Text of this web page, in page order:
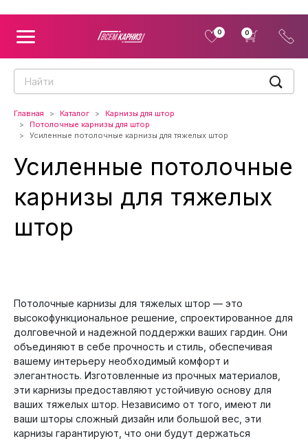
0 0
Главная Каталог
Карнизы для штор
Потолочные карнизы для штор
Усиленные потолочные карнизы для тяжелых штор
Усиленные потолочные
карнизы для тяжелых
штор
Потолочные карнизы для тяжелых штор — это
высокофункциональное решение, спроектированное для
долговечной и надежной поддержки ваших гардин. Они
объединяют в себе прочность и стиль, обеспечивая
вашему интерьеру необходимый комфорт и
элегантность. Изготовленные из прочных материалов,
эти карнизы предоставляют устойчивую основу для
ваших тяжелых штор. Независимо от того, имеют ли
ваши шторы сложный дизайн или большой вес, эти
карнизы гарантируют, что они будут держаться